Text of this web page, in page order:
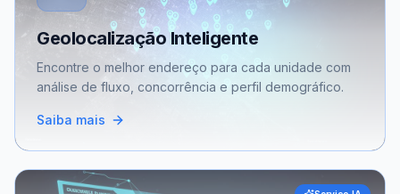
Geolocalização Inteligente
Encontre o melhor endereço para cada unidade com
análise de fluxo, concorrência e perfil demográfico.
Saiba mais